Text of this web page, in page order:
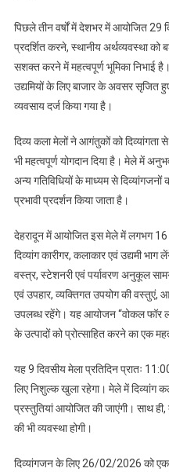
पिछले तीन वर्षों में देशभर में आयोजित 29
प्रदर्शित करने, स्थानीय अर्थव्यवस्था को
सशक्त करने में महत्वपूर्ण भूमिका निभाई
उद्यमियों के लिए बाजार के अवसर
व्यवसाय दर्ज किया गया है।
दिव्य कला मेलों ने आगंतुकों को दिव्यांगता
भी महत्वपूर्ण योगदान दिया है। मेले में
अन्य गतिविधियों के माध्यम से
प्रभावी प्रदर्शन किया जाता है।
देहरादून में आयोजित इस मेले में लगभग 16
दिव्यांग कारीगर, कलाकार एवं उद्यमी
वस्त्र, स्टेशनरी एवं पर्यावरण अनुकूल
एवं उपहार, व्यक्तिगत उपयोग की
उपलब्ध रहेंगे। यह आयोजन “वोकल फॉर
के उत्पादों को प्रोत्साहित करने का एक
यह 9 दिवसीय मेला प्रतिदिन प्रातः
लिए निशुल्क खुला रहेगा। मेले में दिव्यांग
प्रस्तुतियां आयोजित की जाएंगी। साथ
की भी व्यवस्था होगी।
दिव्यांगजन के लिए 26/02/2026 को एक